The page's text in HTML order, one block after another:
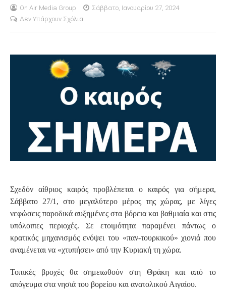
NEW On Air Media Group
Σάββατο, Ιανουαρίου 27, 2024
Δεν Υπάρχουν Σχόλια
Σχεδόν αίθριος καιρός προβλέπεται ο καιρός για σήμερα,
Σάββατο 27/1, στο μεγαλύτερο μέρος της χώρας, με λίγες
νεφώσεις παροδικά αυξημένες στα βόρεια και βαθμιαία και στις
υπόλοιπες περιοχές. Σε ετοιμότητα παραμένει πάντως ο
κρατικός μηχανισμός ενόψει του «παν-τουρκικού» χιονιά που
αναμένεται να «χτυπήσει» από την Κυριακή τη χώρα.
Τοπικές βροχές θα σημειωθούν στη Θράκη και από το
απόγευμα στα νησιά του βορείου και ανατολικού Αιγαίου.